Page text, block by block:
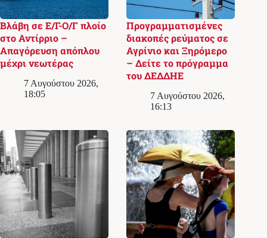
Βλάβη σε Ε/Γ-Ο/Γ πλοίο
στο Αντίρριο –
Απαγόρευση απόπλου
μέχρι νεωτέρας
7 Αυγούστου 2026,
18:05
Προγραμματισμένες
διακοπές ρεύματος σε
Αγρίνιο και Ξηρόμερο
– Δείτε το πρόγραμμα
του ΔΕΔΔΗΕ
7 Αυγούστου 2026,
16:13